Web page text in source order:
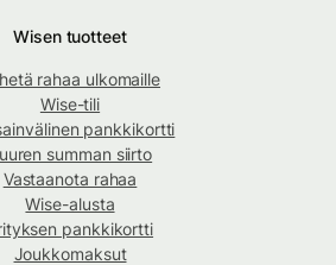
Wisen tuotteet
rahaa ulkomaille
Wise-tili
pankkikortti
summan siirto
Vastaanota rahaa
Wise-alusta
pankkikortti
Joukkomaksut